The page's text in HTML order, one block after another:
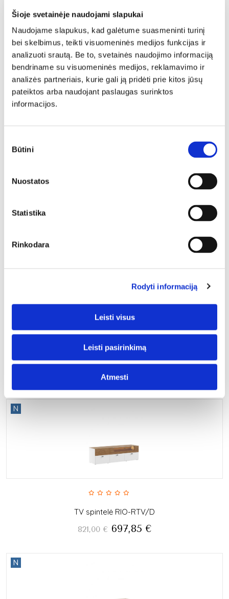
Šioje svetainėje naudojami slapukai
Naudojame slapukus, kad galėtume suasmeninti turinį
bei skelbimus, teikti visuomeninės medijos funkcijas ir
analizuoti srautą. Be to, svetainės naudojimo informaciją
bendriname su visuomeninės medijos, reklamavimo ir
analizės partneriais, kurie gali ją pridėti prie kitos jūsų
pateiktos arba naudojant paslaugas surinktos
informacijos.
pasirinkimas
Būtini
Nuostatos
Statistika
Rinkodara
Rodyti informaciją
Leisti visus
Leisti pasirinkimą
Atmesti
Vitrina RIO-W3/4
812,00 € 690,20 €
N
Vitrina RIO-W1/2
1070,00 € 909,50
N
TV spintelė RIO-RTV/D
821,00 € 697,85 €
N